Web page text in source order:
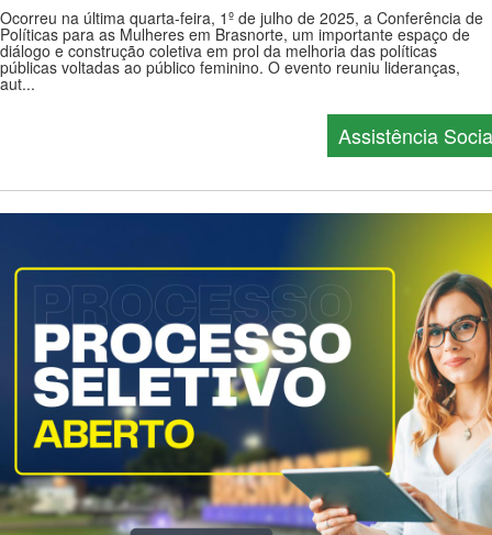
Ocorreu na última quarta-feira, 1º de julho de 2025, a Conferência de
Políticas para as Mulheres em Brasnorte, um importante espaço de
diálogo e construção coletiva em prol da melhoria das políticas
públicas voltadas ao público feminino. O evento reuniu lideranças,
aut...
Assistência